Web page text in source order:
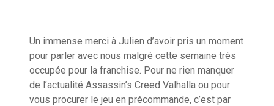
Un immense merci à Julien d’avoir pris un moment
pour parler avec nous malgré cette semaine très
occupée pour la franchise. Pour ne rien manquer
de l’actualité Assassin’s Creed Valhalla ou pour
vous procurer le jeu en précommande, c’est par